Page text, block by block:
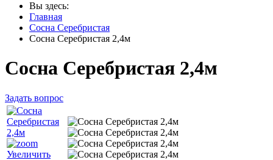
Вы здесь:
Главная
Сосна Серебристая
Сосна Серебристая 2,4м
Сосна Серебристая 2,4м
Задать вопрос
Увеличить